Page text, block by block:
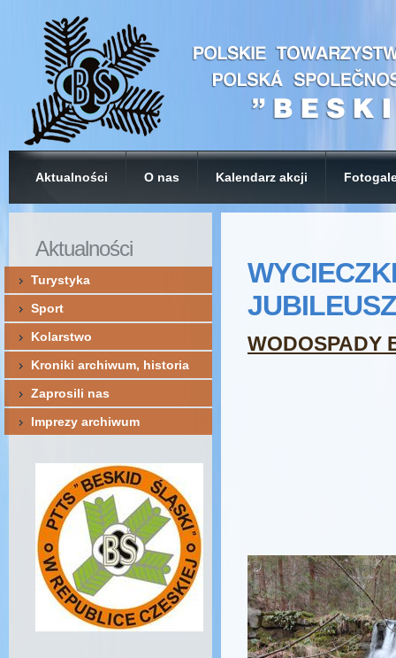
Aktualności O nas Kalendarz akcji
WODOSPADY
Aktualności
Turystyka
Sport
Kolarstwo
Kroniki archiwum, historia
Zaprosili nas
Imprezy archiwum